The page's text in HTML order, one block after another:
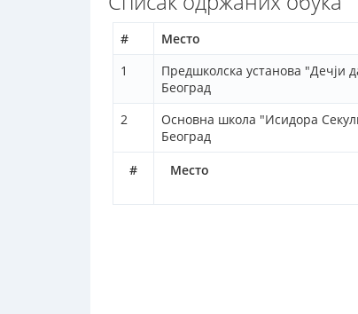
# Место
# Место
1
Предшколска установа "Дечји
Београд
2
Основна школа "Исидора
Београд